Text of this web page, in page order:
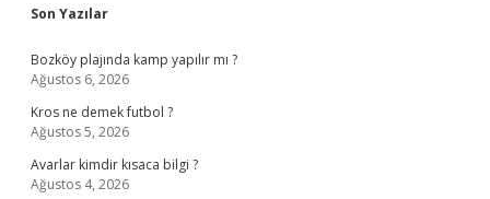
Sidebar
Son Yazılar
Bozköy plajında kamp yapılır mı ?
Ağustos 6, 2026
Kros ne demek futbol ?
Ağustos 5, 2026
Avarlar kimdir kısaca bilgi ?
Ağustos 4, 2026